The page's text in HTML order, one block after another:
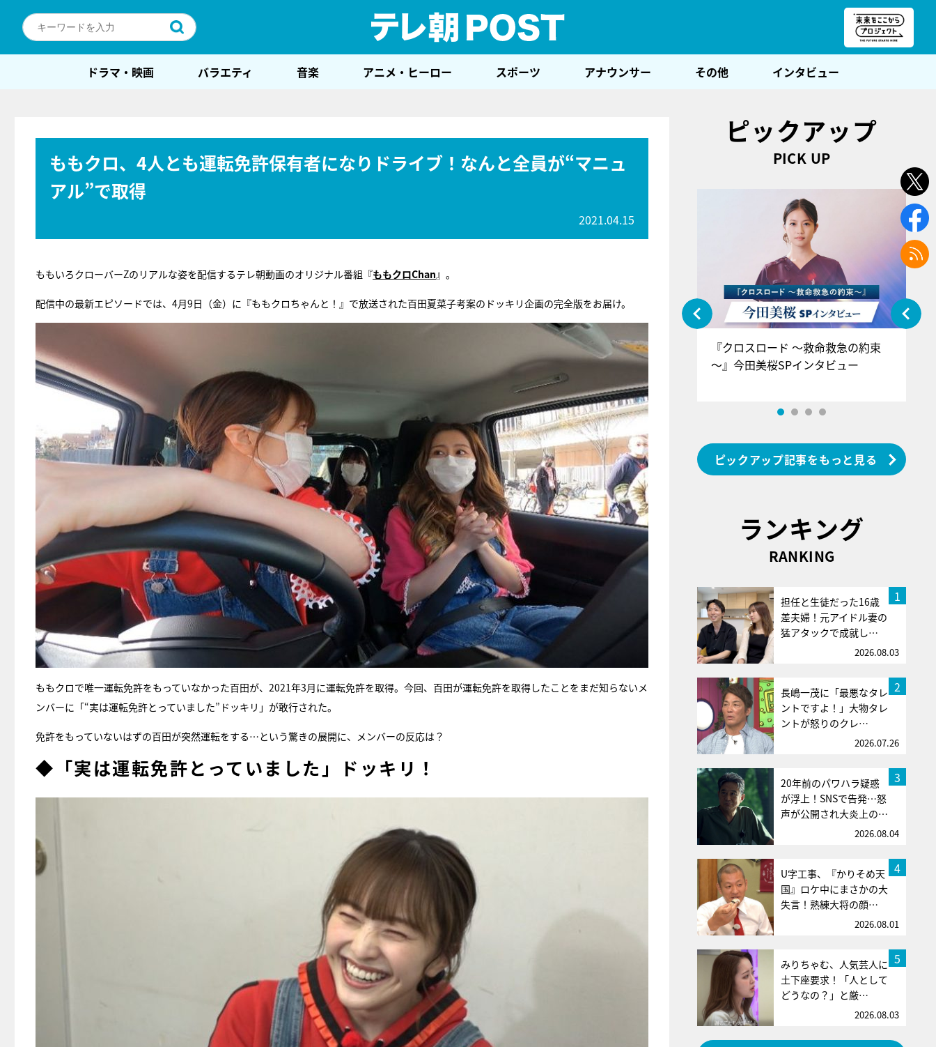
ドラマ・映画 バラエティ 音楽 アニメ・ヒーロー スポーツ アナウンサー その他 インタビュー
ももクロ、4人とも運転免許保有者になりドライブ！なんと全員が“マニュ
アル”で取得
2021.04.15
ももいろクローバーZのリアルな姿を配信するテレ朝動画のオリジナル番組『ももクロChan』。
配信中の最新エピソードでは、4月9日（金）に『ももクロちゃんと！』で放送された百田夏菜子考案のドッキリ企画の完全版をお届け。
ももクロで唯一運転免許をもっていなかった百田が、2021年3月に運転免許を取得。今回、百田が運転免許を取得したことをまだ知らないメ
ンバーに「“実は運転免許とっていました”ドッキリ」が敢行された。
免許をもっていないはずの百田が突然運転をする…という驚きの展開に、メンバーの反応は？
◆「実は運転免許とっていました」ドッキリ！
ピックアップ
PICK UP
『アイ＝ラブ！げーみんぐ』＝LOV
E齋藤樹愛羅＆佐々木舞香SPインタ
ビュー
『クロスロード ～救命救急の約束
～』今田美桜SPインタビュー
ピックアップ記事をもっと見る
ランキング
RANKING
1
担任と生徒だった16歳
差夫婦！元アイドル妻の
猛アタックで成就し…
2026.08.03
2
長嶋一茂に「最悪なタレ
ントですよ！」大物タレ
ントが怒りのクレ…
2026.07.26
3
20年前のパワハラ疑惑
が浮上！SNSで告発…怒
声が公開され大炎上の…
2026.08.04
4
U字工事、『かりそめ天
国』ロケ中にまさかの大
失言！熟練大将の顔…
2026.08.01
5
みりちゃむ、人気芸人に
土下座要求！「人として
どうなの？」と厳…
2026.08.03